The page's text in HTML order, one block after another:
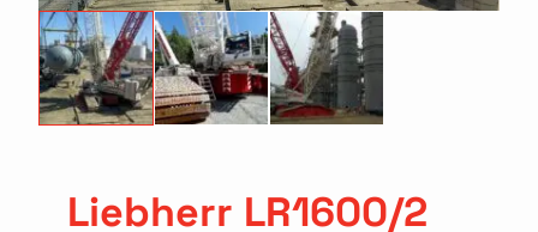
Liebherr LR1600/2